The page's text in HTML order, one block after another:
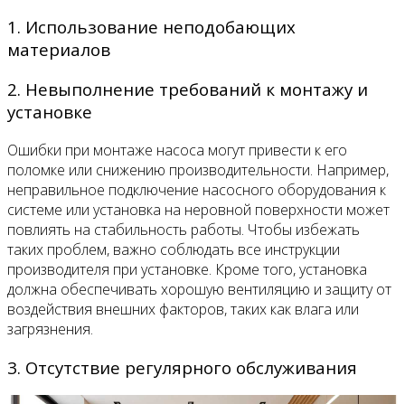
1. Использование неподобающих
материалов
2. Невыполнение требований к монтажу и
установке
Ошибки при монтаже насоса могут привести к его
поломке или снижению производительности. Например,
неправильное подключение насосного оборудования к
системе или установка на неровной поверхности может
повлиять на стабильность работы. Чтобы избежать
таких проблем, важно соблюдать все инструкции
производителя при установке. Кроме того, установка
должна обеспечивать хорошую вентиляцию и защиту от
воздействия внешних факторов, таких как влага или
загрязнения.
3. Отсутствие регулярного обслуживания